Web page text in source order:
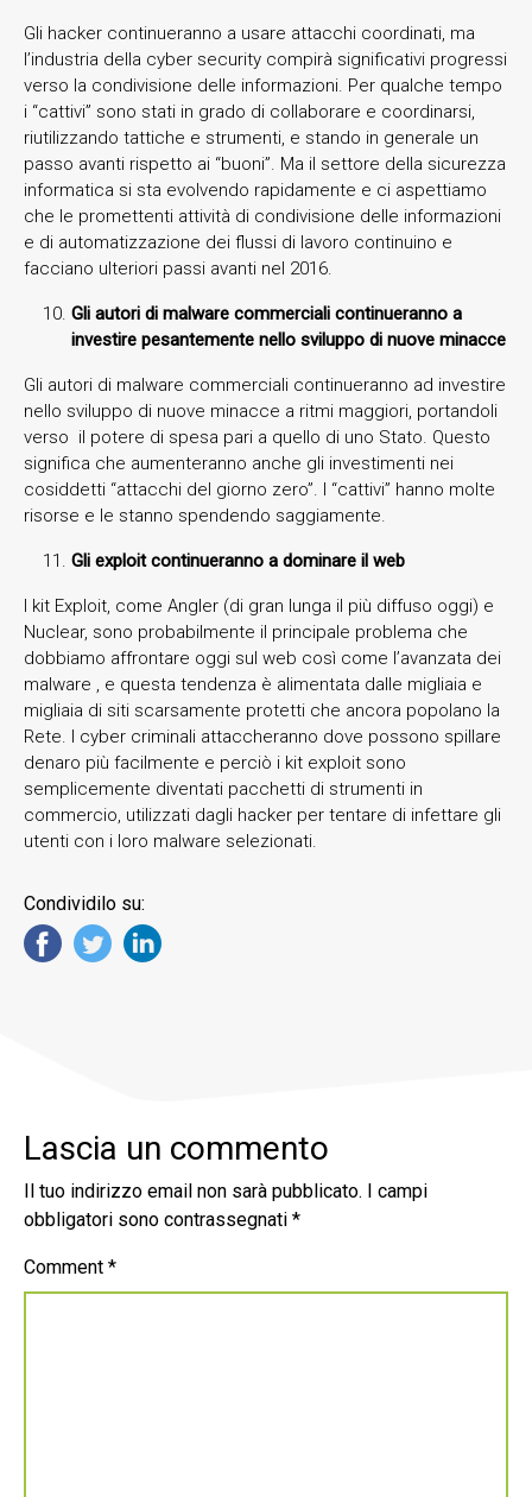
Gli hacker continueranno a usare attacchi coordinati, ma
l’industria della cyber security compirà significativi progressi
verso la condivisione delle informazioni. Per qualche tempo
i “cattivi” sono stati in grado di collaborare e coordinarsi,
riutilizzando tattiche e strumenti, e stando in generale un
passo avanti rispetto ai “buoni”. Ma il settore della sicurezza
informatica si sta evolvendo rapidamente e ci aspettiamo
che le promettenti attività di condivisione delle informazioni
e di automatizzazione dei flussi di lavoro continuino e
facciano ulteriori passi avanti nel 2016.
Gli autori di malware commerciali continueranno a
investire pesantemente nello sviluppo di nuove minacce
Gli autori di malware commerciali continueranno ad investire
nello sviluppo di nuove minacce a ritmi maggiori, portandoli
verso il potere di spesa pari a quello di uno Stato. Questo
significa che aumenteranno anche gli investimenti nei
cosiddetti “attacchi del giorno zero”. I “cattivi” hanno molte
risorse e le stanno spendendo saggiamente.
Gli exploit continueranno a dominare il web
I kit Exploit, come Angler (di gran lunga il più diffuso oggi) e
Nuclear, sono probabilmente il principale problema che
dobbiamo affrontare oggi sul web così come l’avanzata dei
malware , e questa tendenza è alimentata dalle migliaia e
migliaia di siti scarsamente protetti che ancora popolano la
Rete. I cyber criminali attaccheranno dove possono spillare
denaro più facilmente e perciò i kit exploit sono
semplicemente diventati pacchetti di strumenti in
commercio, utilizzati dagli hacker per tentare di infettare gli
utenti con i loro malware selezionati.
Condividilo su:
Lascia un commento
Il tuo indirizzo email non sarà pubblicato.
I campi
obbligatori sono contrassegnati *
Comment *